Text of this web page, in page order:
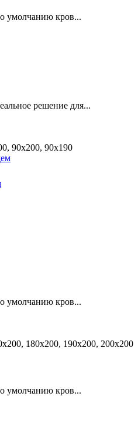
умолчанию кров...
решение для...
90x200, 90x190
умолчанию кров...
180x200, 190х200, 200x200
умолчанию кров...